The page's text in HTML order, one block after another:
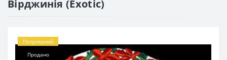
Вірджинія (Exotic)
Популярний
Продано